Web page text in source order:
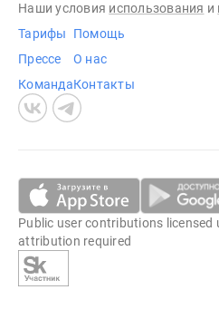
Наши условия использования и
Тарифы
Прессе
Команда
Помощь
О нас
Контакты
Public user contributions licensed
attribution required